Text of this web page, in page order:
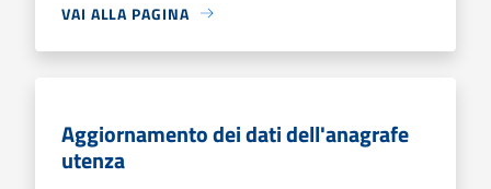
VAI ALLA PAGINA
Aggiornamento dei dati dell'anagrafe
utenza